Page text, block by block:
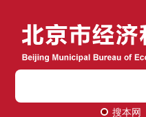
搜本网